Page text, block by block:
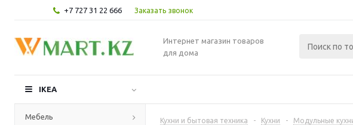
+7 727 31 22 666 Заказать звонок
Интернет магазин товаров
для дома
IKEA
Мебель Кухни и бытовая техника - Кухни - Модульные